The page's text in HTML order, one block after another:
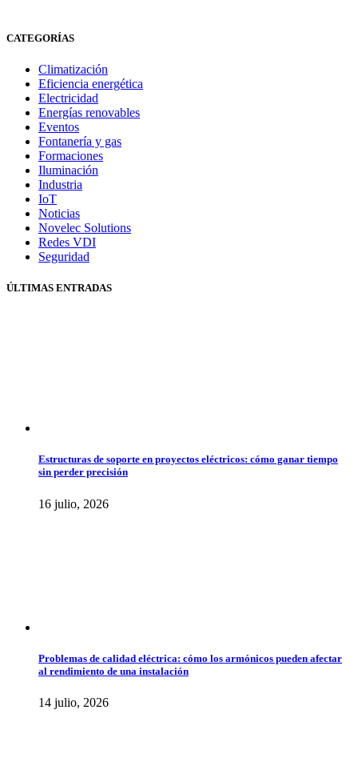
CATEGORÍAS
Climatización
Eficiencia energética
Electricidad
Energías renovables
Eventos
Fontanería y gas
Formaciones
Iluminación
Industria
IoT
Noticias
Novelec Solutions
Redes VDI
Seguridad
ÚLTIMAS ENTRADAS
Estructuras de soporte en proyectos eléctricos: cómo ganar tiempo
sin perder precisión
16 julio, 2026
Problemas de calidad eléctrica: cómo los armónicos pueden afectar
al rendimiento de una instalación
14 julio, 2026